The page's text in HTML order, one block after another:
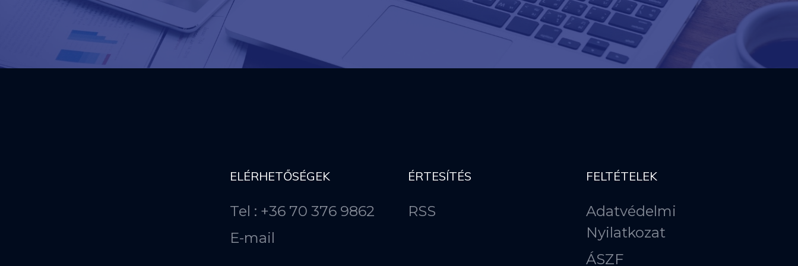
ELÉRHETŐSÉGEK
Tel : +36 70 376 9862
E-mail
ÉRTESÍTÉS
RSS
FELTÉTELEK
Adatvédelmi
Nyilatkozat
ÁSZF